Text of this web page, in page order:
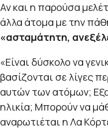
Αν και η παρούσα
άλλα άτομα με την
«ασταμάτητη,
«Είναι δύσκολο να
βασίζονται σε λίγες
αυτών των ατόμων;
ηλικία; Μπορούν να
αναρωτιέται η Λα